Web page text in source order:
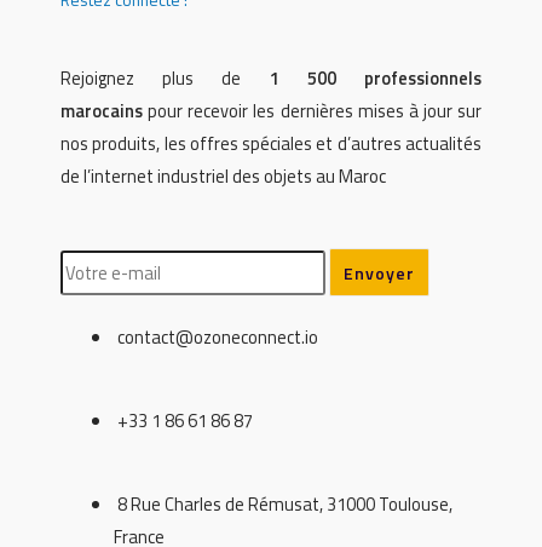
Rejoignez plus de 1 500 professionnels
marocainspour recevoir les dernières mises à jour sur
nos produits, les offres spéciales et d’autres actualités
de l’internet industriel des objets au Maroc
contact@ozoneconnect.io
+33 1 86 61 86 87
8 Rue Charles de Rémusat, 31000 Toulouse,
France